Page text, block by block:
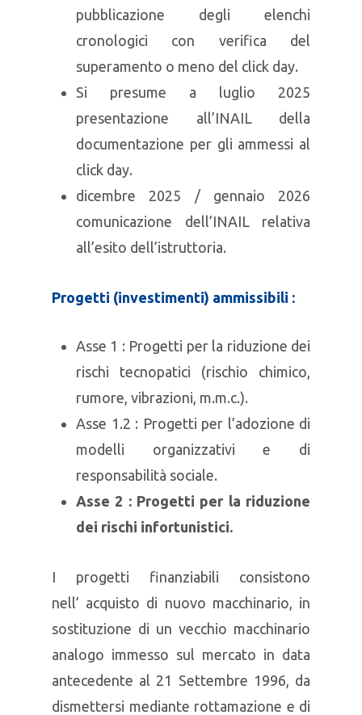
pubblicazione degli elenchi
cronologici con verifica del
superamento o meno del click day.
Si presume a luglio 2025
presentazione all’INAIL della
documentazione per gli ammessi al
click day.
dicembre 2025 / gennaio 2026
comunicazione dell’INAIL relativa
all’esito dell’istruttoria.
Progetti (investimenti) ammissibili :
Asse 1 : Progetti per la riduzione dei
rischi tecnopatici (rischio chimico,
rumore, vibrazioni, m.m.c.).
Asse 1.2 : Progetti per l’adozione di
modelli organizzativi e di
responsabilità sociale.
Asse 2 :Progetti per la riduzione
dei rischi infortunistici.
I progetti finanziabili consistono
nell’ acquisto di nuovo macchinario, in
sostituzione di un vecchio macchinario
analogo immesso sul mercato in data
antecedente al 21 Settembre 1996, da
dismettersi mediante rottamazione e di